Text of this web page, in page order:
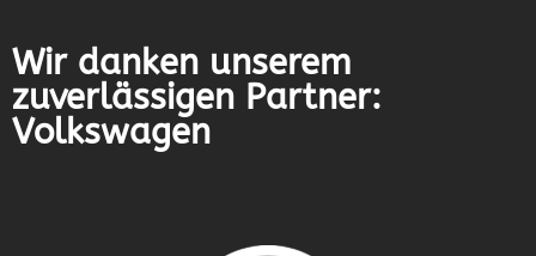
Wir danken unserem
zuverlässigen Partner:
Volkswagen